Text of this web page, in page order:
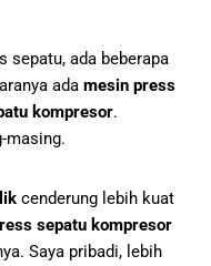
sepatu, ada beberapa
ada mesin press
kompresor.
masing.
cenderung lebih kuat
sepatu kompresor
Saya pribadi, lebih